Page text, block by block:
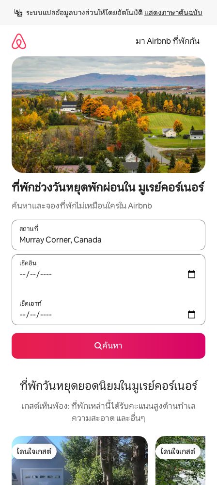
เนื้อหา
ระบบแปลข้อมูลบางส่วนให้โดยอัตโนมัติ แสดงภาษาต้นฉบับ
มา Airbnb ที่พักกัน
ที่พักช่วงวันหยุดพักผ่อนใน มูเรย์คอร์เนอร์
ค้นหาและจองที่พักไม่เหมือนใครใน Airbnb
สถานที่
ใช้ลูกศรขึ้นลง หรือใช้การสัมผัสหรือปัด เพื่อสำรวจผลการค้นหา
เช็คอิน
เช็คเอาท์
ค้นหา
ที่พักวันหยุดยอดนิยมในมูเรย์คอร์เนอร์
เกสต์เห็นพ้อง: ที่พักเหล่านี้ได้รับคะแนนสูงด้านทำเล
ความสะอาด และอื่นๆ
โดนใจเกสต์
โดนใจเกสต์
โดนใจเกสต์
โดนใจเกสต์